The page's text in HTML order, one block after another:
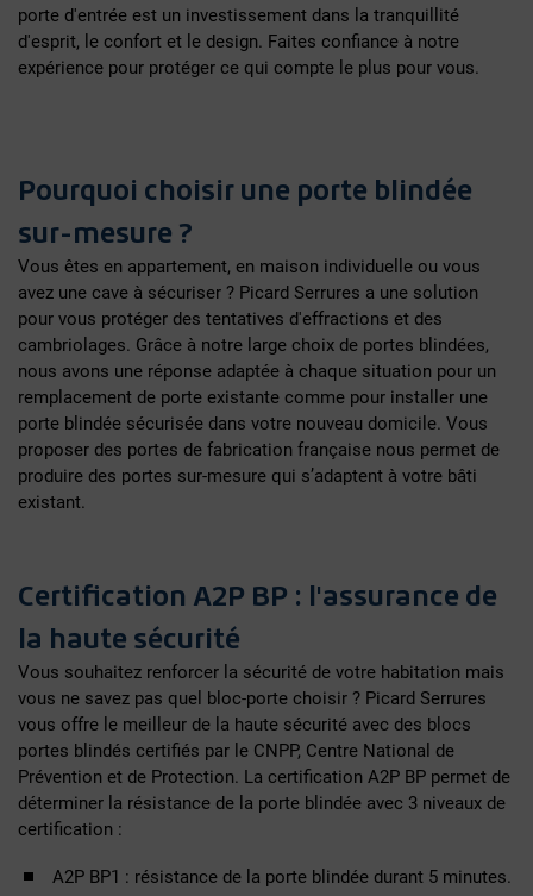
porte d'entrée est un investissement dans la tranquillité
d'esprit, le confort et le design. Faites confiance à notre
expérience pour protéger ce qui compte le plus pour vous.
Pourquoi choisir une porte blindée
sur-mesure ?
Vous êtes en appartement, en maison individuelle ou vous
avez une cave à sécuriser ? Picard Serrures a une solution
pour vous protéger des tentatives d'effractions et des
cambriolages. Grâce à notre large choix de portes blindées,
nous avons une réponse adaptée à chaque situation pour un
remplacement de porte existante comme pour installer une
porte blindée sécurisée dans votre nouveau domicile. Vous
proposer des portes de fabrication française nous permet de
produire des portes sur-mesure qui s’adaptent à votre bâti
existant.
Certification A2P BP : l'assurance de
la haute sécurité
Vous souhaitez renforcer la sécurité de votre habitation mais
vous ne savez pas quel bloc-porte choisir ? Picard Serrures
vous offre le meilleur de la haute sécurité avec des blocs
portes blindés certifiés par le CNPP, Centre National de
Prévention et de Protection. La certification A2P BP permet de
déterminer la résistance de la porte blindée avec 3 niveaux de
certification :
A2P BP1 : résistance de la porte blindée durant 5 minutes.